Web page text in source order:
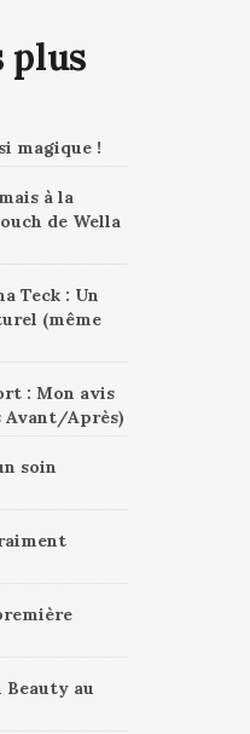
plus
magique !
à la
de Wella
Teck : Un
(même
: Mon avis
Avant/Après)
soin
Beauty au